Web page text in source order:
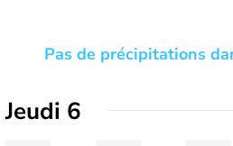
Pas de précipitations
Jeudi 6